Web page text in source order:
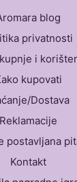
blog
privatnosti
i
kupovati
Dostava
Reklamacije
postavljana
Kontakt